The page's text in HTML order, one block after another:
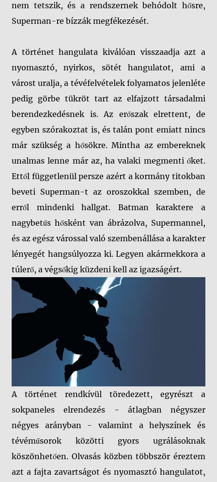
nem tetszik, és a rendszernek behódolt hősre,
Superman-re bízzák megfékezését.
A történet hangulata kiválóan visszaadja azt a
nyomasztó, nyirkos, sötét hangulatot, ami a
várost uralja, a tévéfelvételek folyamatos jelenléte
pedig görbe tükröt tart az elfajzott társadalmi
berendezkedésnek is. Az erőszak elrettent, de
egyben szórakoztat is, és talán pont emiatt nincs
már szükség a hősökre. Mintha az embereknek
unalmas lenne már az, ha valaki megmenti őket.
Ettől függetlenül persze azért a kormány titokban
beveti Superman-t az oroszokkal szemben, de
erről mindenki hallgat. Batman karaktere a
nagybetűs hősként van ábrázolva, Supermannel,
és az egész várossal való szembenállása a karakter
lényegét hangsúlyozza ki. Legyen akármekkora a
túlerő, a végsőkig küzdeni kell az igazságért.
A történet rendkívül töredezett, egyrészt a
sokpaneles elrendezés - átlagban négyszer
négyes arányban - valamint a helyszínek és
tévéműsorok közötti gyors ugrálásoknak
köszönhetően. Olvasás közben többször éreztem
azt a fajta zavartságot és nyomasztó hangulatot,